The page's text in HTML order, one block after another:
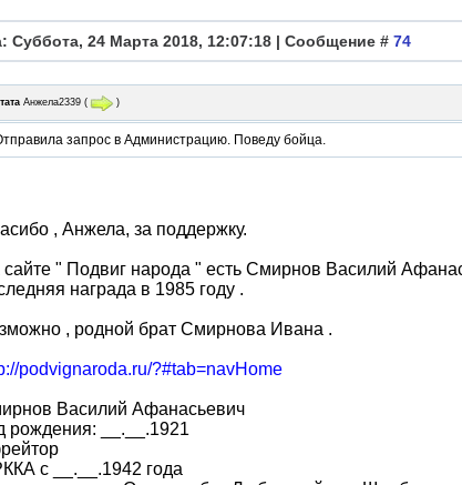
Суббота, 24 Марта 2018, 12:07:18 | Сообщение # 74
Анжела2339 ( )
запрос в Администрацию. Поведу бойца.
, Анжела, за поддержку.
сайте " Подвиг народа " есть Смирнов Василий
награда в 1985 году .
, родной брат Смирнова Ивана .
podvignaroda.ru/?#tab=navHome
Василий Афанасьевич
рождения: __.__.1921
с __.__.1942 года